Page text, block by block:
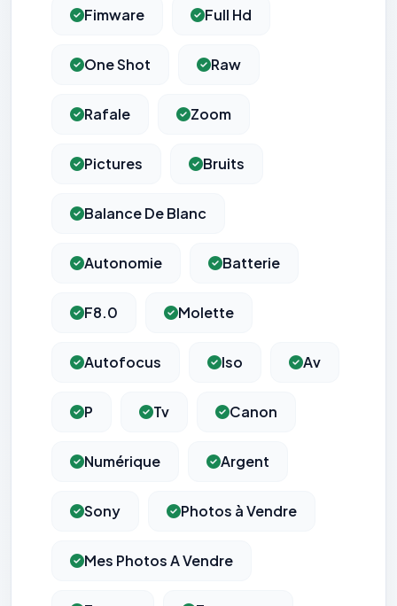
Fimware Full Hd
One Shot Raw
Rafale Zoom
Pictures Bruits
Balance De Blanc
Autonomie Batterie
F8.0 Molette
Autofocus Iso Av
P Tv Canon
Numérique Argent
Sony Photos à Vendre
Mes Photos A Vendre